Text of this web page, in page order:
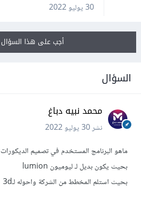
30 يوليو 2022
أجب على هذا السؤال
السؤال
محمد نبيه دباغ
نشر30 يوليو 2022
ماهو البرنامج المستخدم في تصميم الديكورات
بحيث يكون بديل لـ ليوميون lumion
بحيث استلم المخطط من الشركة واحوله لـ3d